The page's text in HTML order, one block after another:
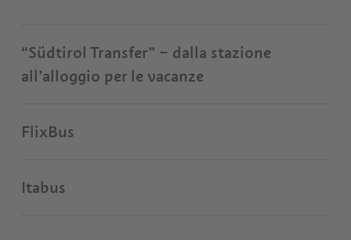
“Südtirol Transfer” – dalla stazione
all’alloggio per le vacanze
FlixBus
Itabus